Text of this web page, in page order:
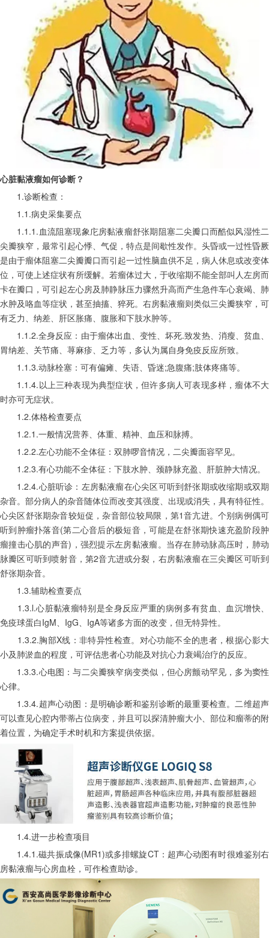
心脏黏液瘤如何诊断？
1.诊断检查：
1.1.病史采集要点
1.1.1.血流阻塞现象庀房黏液瘤舒张期阻塞二尖瓣口而酷似风湿性二
尖瓣狭窄，最常引起心悸、气促，特点是间歇性发作。头昏或一过性昏厥
是由于瘤体阻塞二尖瓣瓣口而引起一过性脑血供不足，病人休息或改变体
位，可使上述症状有所缓解。若瘤体过大，于收缩期不能全部叫人左房而
卡在瓣口，可引起左心房及肺静脉压力骤然升高而产生急件车心衰竭、肺
水肿及咯血等症状，甚至抽搐、猝死。右房黏液瘤则类似三尖瓣狭窄，可
有乏力、纳差、肝区胀痛、腹胀和下肢水肿等。
1.1.2.全身反应：由于瘤体出血、变性、坏死.致发热、消瘦、贫血、
胃纳差、关节痛、荨麻疹、乏力等，多认为属自身免疫反应所致。
1.1.3.动脉栓塞：可有偏瘫、失语、昏迷;急腹痛;肢体疼痛等。
1.1.4.以上三种表现为典型症状，但许多病人可表现多样，瘤体不大
时亦可无症状。
1.2.体格检查要点
1.2.1.一般情况营养、体重、精神、血压和脉搏。
1.2.2.左心功能不全体征：双肺啰音情况，二尖瓣面容罕见。
1.2.3.有心功能不全体征：下肢水肿、颈静脉充盈、肝脏肿大情况。
1.2.4.心脏听诊：左房黏液瘤在心尖区可听到舒张期或收缩期或双期
杂音。部分病人的杂音随体位而改变其强度、出现或消失，具有特征性。
心尖区舒张期杂音较短促，杂音部位较局限，第1音亢进。个别病例偶可
听到肿瘤扑落音(第二心音后的极短音，可能是在舒张期快速充盈阶段肿
瘤撞击心肌的声音)，强烈提示左房黏液瘤。当存在肺动脉高压时，肺动
脉瓣区可听到喷射音，第2音亢进或分裂，右房黏液瘤在三尖瓣区可听到
舒张期杂音。
1.3.辅助检查要点
1.3.l.心脏黏液瘤特别是全身反应严重的病例多有贫血、血沉增快、
免疫球蛋白IgM、IgG、IgA等诸多方面的改变，但无特异性。
1.3.2.胸部X线：非特异性检查。对心功能不全的患者，根据心影大
小及肺淤血的程度，可评估患者心功能及对抗心力衰竭治疗的反应。
1.3.3.心电图：与二尖瓣狭窄病变类似，但心房颤动罕见，多为窦性
心律。
1.3.4.超声心动图：是明确诊断和鉴别诊断的最重要检查。二维超声
可以查见心腔内带蒂占位病变，并且可以探清肿瘤大小、部位和瘤蒂的附
着位置，为确定手术时机和方案提供依据。
1.4.进一步检查项目
1.4.1.磁共振成像(MR1)或多排螺旋CT：超声心动图有时很难鉴别右
房黏液瘤与心房血栓，可作检查助诊。